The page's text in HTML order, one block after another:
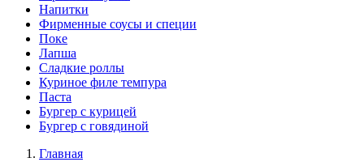
Напитки
Фирменные соусы и специи
Поке
Лапша
Сладкие роллы
Куриное филе темпура
Паста
Бургер с курицей
Бургер с говядиной
Главная